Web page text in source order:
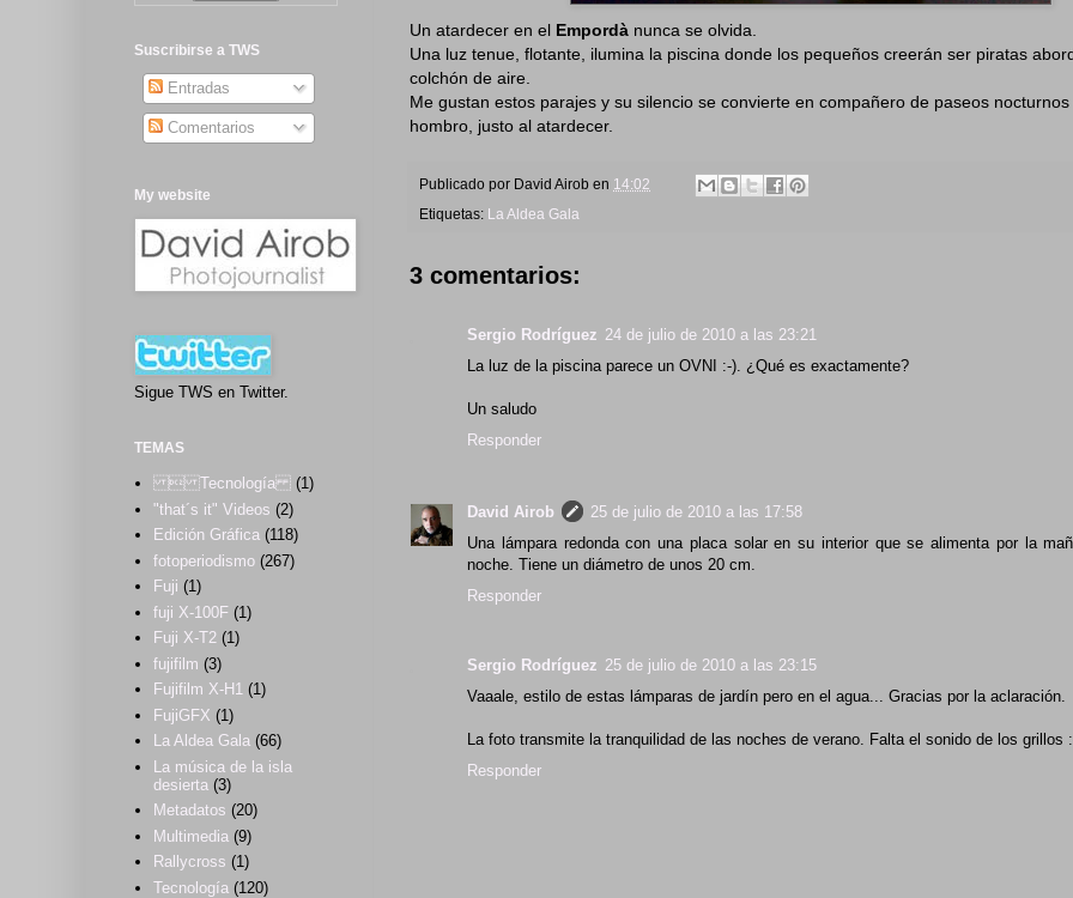
Un atardecer en el Empordà nunca se olvida.
Una luz tenue, flotante, ilumina la piscina donde los pequeños creerán ser piratas
colchón de aire.
Me gustan estos parajes y su silencio se convierte en compañero de paseos
hombro, justo al atardecer.
Publicado por David Airob en 14:02
Etiquetas:
La Aldea Gala
3 comentarios:
Sergio Rodríguez 24 de julio de 2010 a las 23:21
La luz de la piscina parece un OVNI :-). ¿Qué es exactamente?
Un saludo
Responder
David Airob
25 de julio de 2010 a las 17:58
Una lámpara redonda con una placa solar en su interior que se alimenta por la
noche. Tiene un diámetro de unos 20 cm.
Responder
Sergio Rodríguez 25 de julio de 2010 a las 23:15
Vaaale, estilo de estas lámparas de jardín pero en el agua... Gracias por la aclaración.
La foto transmite la tranquilidad de las noches de verano. Falta el sonido de los grillos
Responder
Suscribirse a TWS
Entradas
Comentarios
My website
Sigue TWS en Twitter.
TEMAS
 Tecnología (1)
"that´s it" Videos (2)
Edición Gráfica (118)
fotoperiodismo (267)
Fuji (1)
fuji X-100F (1)
Fuji X-T2 (1)
fujifilm (3)
Fujifilm X-H1 (1)
FujiGFX (1)
La Aldea Gala (66)
La música de la isla
desierta (3)
Metadatos (20)
Multimedia (9)
Rallycross (1)
Tecnología (120)